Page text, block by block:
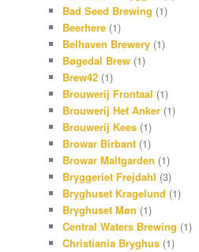
Bad Seed Brewing (1)
Beerhere (1)
Belhaven Brewery (1)
Bøgedal Brew (1)
Brew42 (1)
Brouwerij Frontaal (1)
Brouwerij Het Anker (1)
Brouwerij Kees (1)
Browar Birbant (1)
Browar Maltgarden (1)
Bryggeriet Frejdahl (3)
Bryghuset Kragelund (1)
Bryghuset Møn (1)
Central Waters Brewing (1)
Christiania Bryghus (1)